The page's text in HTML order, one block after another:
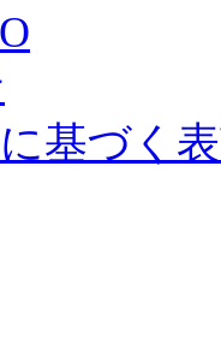
基づく